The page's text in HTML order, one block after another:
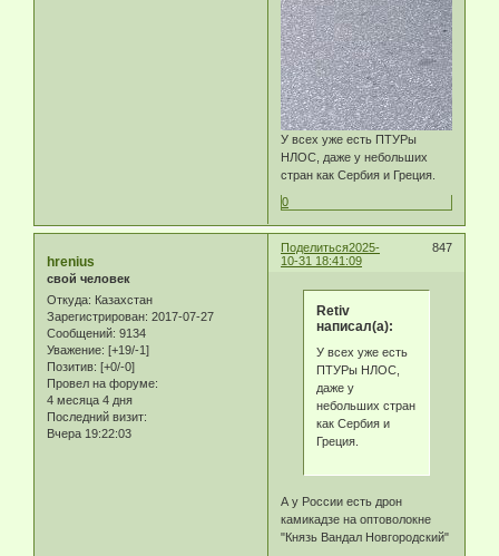
У всех уже есть ПТУРы
НЛОС, даже у небольших
стран как Сербия и Греция.
0
Поделиться 847
2025-
10-31 18:41:09
hrenius
свой человек
Откуда: Казахстан
Зарегистрирован: 2017-07-27
Сообщений: 9134
Уважение: [+19/-1]
Позитив: [+0/-0]
Провел на форуме:
4 месяца 4 дня
Последний визит:
Вчера 19:22:03
Retiv
написал(а):
У всех уже есть
ПТУРы НЛОС,
даже у
небольших стран
как Сербия и
Греция.
А у России есть дрон
камикадзе на оптоволокне
"Князь Вандал Новгородский"